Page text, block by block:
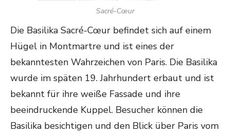
Sacré-Cœur
Die Basilika Sacré-Cœur befindet sich auf einem
Hügel in Montmartre und ist eines der
bekanntesten Wahrzeichen von Paris. Die Basilika
wurde im späten 19. Jahrhundert erbaut und ist
bekannt für ihre weiße Fassade und ihre
beeindruckende Kuppel. Besucher können die
Basilika besichtigen und den Blick über Paris vom